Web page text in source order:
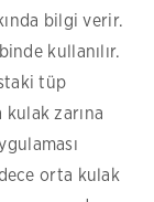
bilgi verir.
kullanılır.
tüp
zarına
orta kulak